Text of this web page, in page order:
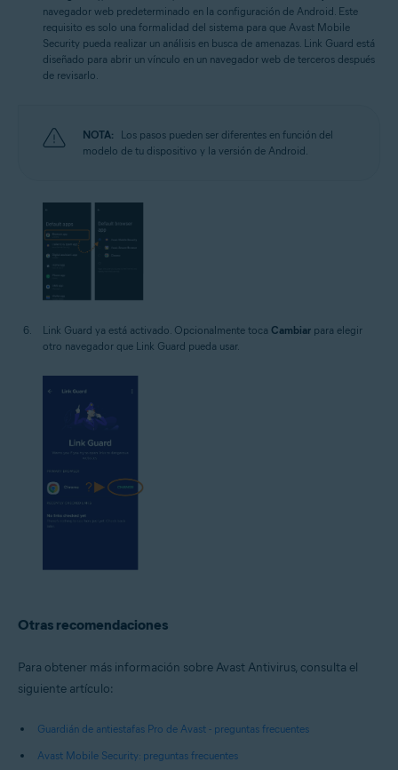
navegador web predeterminado en la configuración de Android. Este
requisito es solo una formalidad del sistema para que Avast Mobile
Security pueda realizar un análisis en busca de amenazas. Link Guard está
diseñado para abrir un vínculo en un navegador web de terceros después
de revisarlo.
NOTA:
Los pasos pueden ser diferentes en función del
modelo de tu dispositivo y la versión de Android.
Link Guard ya está activado. Opcionalmente toca Cambiar para elegir
otro navegador que Link Guard pueda usar.
Otras recomendaciones
Para obtener más información sobre Avast Antivirus, consulta el
siguiente artículo:
Guardián de antiestafas Pro de Avast - preguntas frecuentes
Avast Mobile Security: preguntas frecuentes